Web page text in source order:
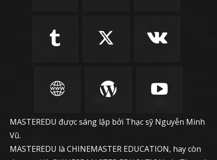
MASTEREDU được sáng lập bởi Thạc sỹ Nguyễn Minh
Vũ.
MASTEREDU là CHINEMASTER EDUCATION, hay còn